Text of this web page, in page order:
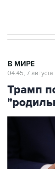
В МИРЕ
04:45, 7
Трамп